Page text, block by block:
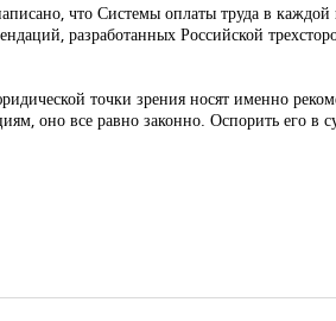
что Системы оплаты труда в
разработанных Российской
точки зрения носят именно
оно все равно законно. Оспорить его